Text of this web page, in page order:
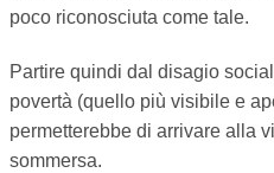
poco riconosciuta come tale.
Partire quindi dal disagio
povertà (quello più visibile e
permetterebbe di arrivare alla
sommersa.